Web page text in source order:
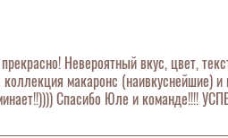
Невероятный вкус, цвет,
макаронс (наивкуснейшие)
Спасибо Юле и команде!!!!